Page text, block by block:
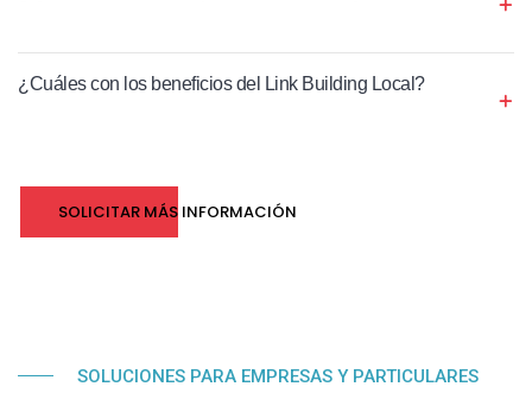
¿Cuáles con los beneficios del Link Building Local?
SOLICITAR MÁS INFORMACIÓN
SOLUCIONES PARA EMPRESAS Y PARTICULARES